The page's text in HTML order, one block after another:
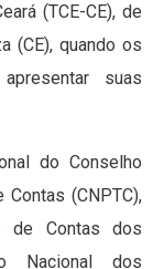
(TCE-CE), de
(CE), quando os
suas
do Conselho
(CNPTC),
de Contas dos
Nacional dos